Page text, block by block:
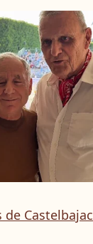
de Castelbajac